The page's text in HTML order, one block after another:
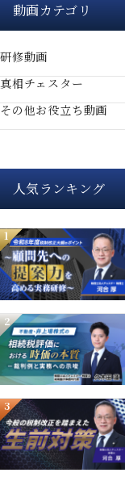
動画カテゴリ
研修動画
真相チェスター
その他お役立ち動画
人気ランキング
1
2
3